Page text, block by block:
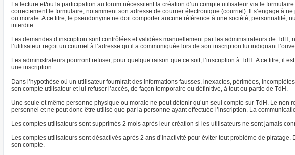
La lecture et/ou la participation au forum nécessitent la création d’un compte utilisateur via le
correctement le formulaire, notamment son adresse de courrier électronique (courriel). Il s’engage à
ou morale. A ce titre, le pseudonyme ne doit comporter aucune référence à une société, personnalité,
interdite.
Les demandes d’inscription sont contrôlées et validées manuellement par les administrateurs de
l’utilisateur reçoit un courriel à l’adresse qu’il a communiquée lors de son inscription lui indiquant
Les administrateurs pourront refuser, pour quelque raison que ce soit, l’inscription à TdH. A ce titre, il
une inscription.
Dans l’hypothèse où un utilisateur fournirait des informations fausses, inexactes, périmées,
son compte utilisateur et lui refuser l’accès, de façon temporaire ou définitive, à tout ou partie de TdH.
Une seule et même personne physique ou morale ne peut détenir qu’un seul compte sur TdH. Le
personnel et ne peut donc être utilisé que par la personne ayant effectuée l’inscription. La
Les comptes utilisateurs sont supprimés 2 mois après leur création si les utilisateurs ne sont jamais
Les comptes utilisateurs sont désactivés après 2 ans d’inactivité pour éviter tout problème de
son compte.